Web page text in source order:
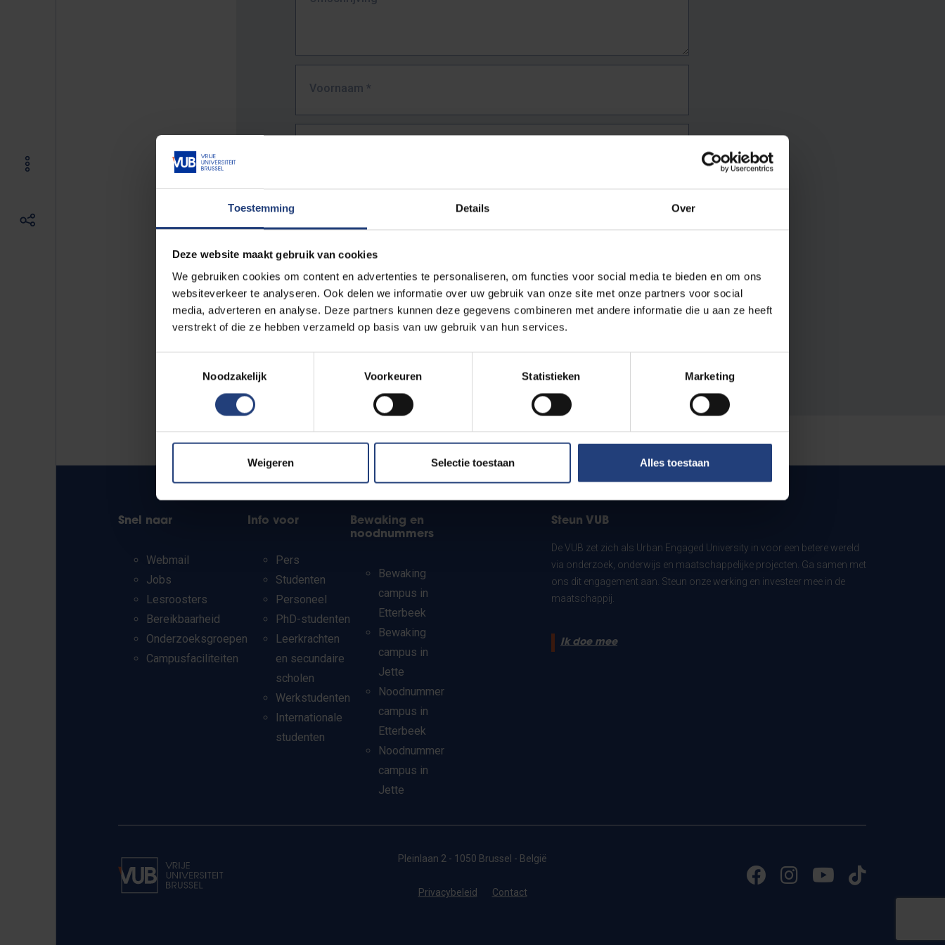
Toestemming Details Over
Deze website maakt gebruik van cookies
We gebruiken cookies om content en advertenties te personaliseren, om functies voor social media te bieden en om ons
websiteverkeer te analyseren. Ook delen we informatie over uw gebruik van onze site met onze partners voor social
media, adverteren en analyse. Deze partners kunnen deze gegevens combineren met andere informatie die u aan ze heeft
verstrekt of die ze hebben verzameld op basis van uw gebruik van hun services.
Noodzakelijk
Voorkeuren Statistieken Marketing
Weigeren Selectie toestaan Alles toestaan
Voornaam *
URL*
De volledige URL van de pagina waar je de fout zag.
Bv. https://www.vub.be/nl/studeren-aan-de-vub/alle-opleidingen
Snel naar
Webmail
Jobs
Lesroosters
Bereikbaarheid
Onderzoeksgroepen
Campusfaciliteiten
Info voor
Pers
Studenten
Personeel
PhD-studenten
Leerkrachten
en secundaire
scholen
Werkstudenten
Internationale
studenten
Bewaking en
noodnummers
Bewaking
campus in
Etterbeek
Bewaking
campus in
Jette
Noodnummer
campus in
Etterbeek
Noodnummer
campus in
Jette
Steun VUB
De VUB zet zich als Urban Engaged University in voor een betere wereld
via onderzoek, onderwijs en maatschappelijke projecten. Ga samen met
ons dit engagement aan. Steun onze werking en investeer mee in de
maatschappij.
Ik doe mee
Pleinlaan 2 - 1050 Brussel - België
Privacybeleid Contact